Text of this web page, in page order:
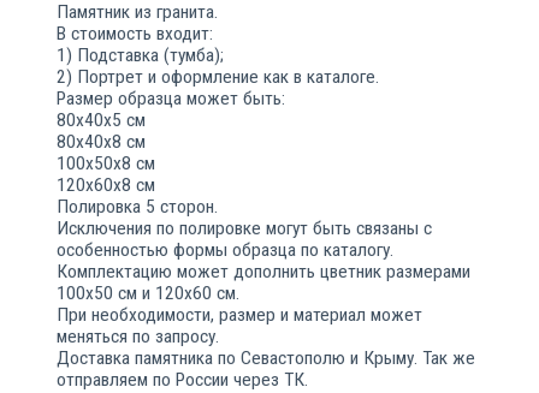
Памятник из гранита.
В стоимость входит:
1) Подставка (тумба);
2) Портрет и оформление как в каталоге.
Размер образца может быть:
80х40х5 см
80х40х8 см
100х50х8 см
120х60х8 см
Полировка 5 сторон.
Исключения по полировке могут быть связаны с
особенностью формы образца по каталогу.
Комплектацию может дополнить цветник размерами
100х50 см и 120х60 см.
При необходимости, размер и материал может
меняться по запросу.
Доставка памятника по Севастополю и Крыму. Так же
отправляем по России через ТК.